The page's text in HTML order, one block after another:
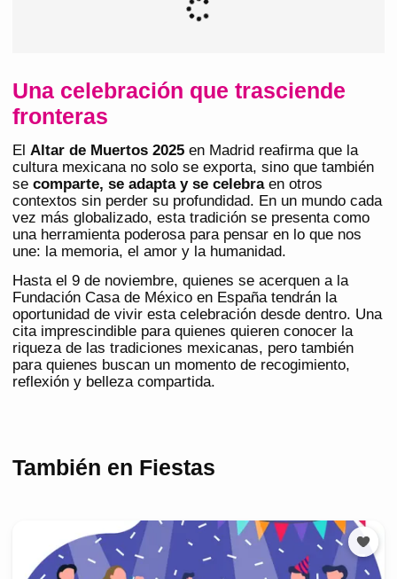
Una celebración que trasciende
fronteras
El Altar de Muertos 2025 en Madrid reafirma que la
cultura mexicana no solo se exporta, sino que también
se comparte, se adapta y se celebraen otros
contextos sin perder su profundidad. En un mundo cada
vez más globalizado, esta tradición se presenta como
una herramienta poderosa para pensar en lo que nos
une: la memoria, el amor y la humanidad.
Hasta el 9 de noviembre, quienes se acerquen a la
Fundación Casa de México en España tendrán la
oportunidad de vivir esta celebración desde dentro. Una
cita imprescindible para quienes quieren conocer la
riqueza de las tradiciones mexicanas, pero también
para quienes buscan un momento de recogimiento,
reflexión y belleza compartida.
También en Fiestas